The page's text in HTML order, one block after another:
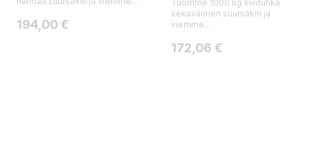
Hinta
194,00 €
Tuomme 1000 kg kivituhka
sekavärinen suursäkin ja
viemme...
Hinta
172,06 €